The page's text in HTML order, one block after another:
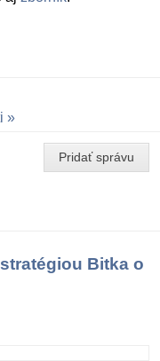
Pridať správu
Bitka o